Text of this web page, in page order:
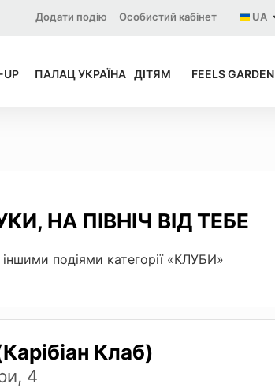
UA
Особистий кабінет
Додати подію
UP ПАЛАЦ УКРАЇНА ДІТЯМ FEELS GARDEN
НА ПІВНІЧ ВІД ТЕБЕ
подіями категорії «КЛУБИ»
Клаб)
4